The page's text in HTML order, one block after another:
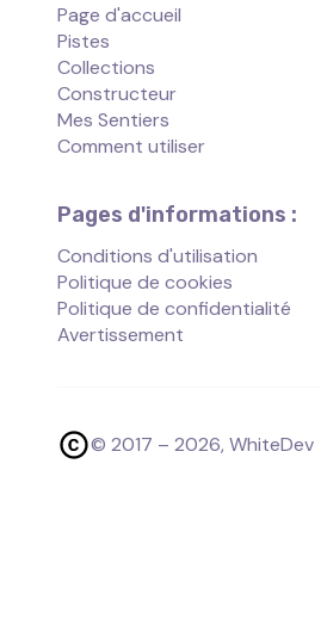
Page d'accueil
Pistes
Collections
Constructeur
Mes Sentiers
Comment utiliser
Pages d'informations :
Conditions d'utilisation
Politique de cookies
Politique de confidentialité
Avertissement
© 2017 – 2026, WhiteDev